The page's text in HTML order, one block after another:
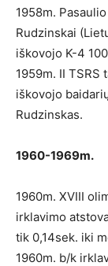
1958m.
Rudzinskai
iškovojo K-4
1959m. II
iškovojo
Rudzinskas.
1960-1969m.
1960m. XVIII
irklavimo
tik 0,14sek. iki
1960m. b/k